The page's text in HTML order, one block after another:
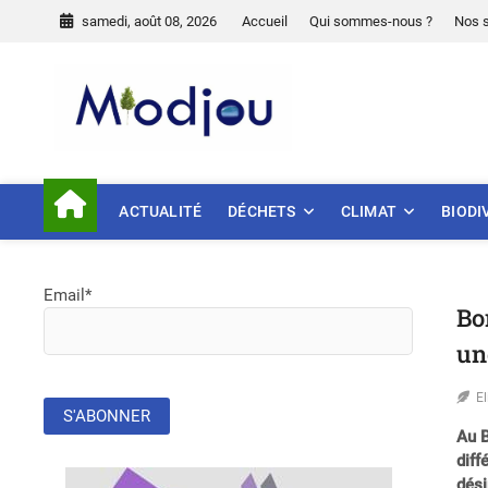
samedi, août 08, 2026 Accueil Qui sommes-nous ? Nos
ACTUALITÉ DÉCHETS CLIMAT
Au
Email*